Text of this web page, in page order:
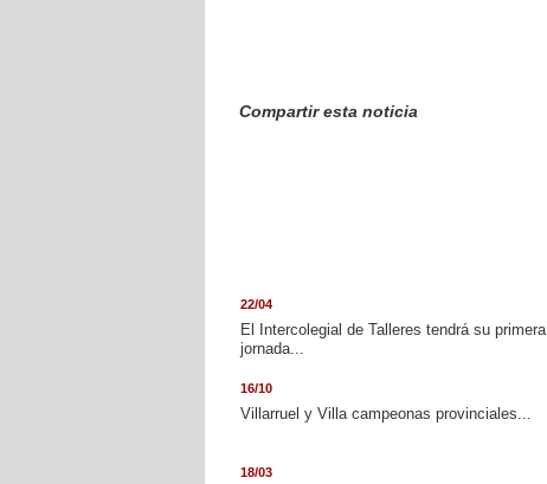
Compartir esta noticia
22/04
El Intercolegial de Talleres tendrá su primera
jornada...
16/10
Villarruel y Villa campeonas provinciales...
18/03